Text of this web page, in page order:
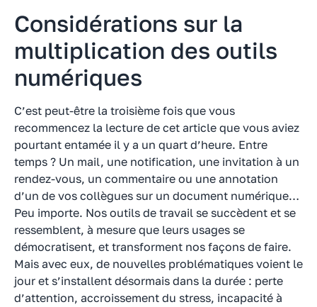
Considérations sur la
multiplication des outils
numériques
C’est peut-être la troisième fois que vous
recommencez la lecture de cet article que vous aviez
pourtant entamée il y a un quart d’heure. Entre
temps ? Un mail, une notification, une invitation à un
rendez-vous, un commentaire ou une annotation
d’un de vos collègues sur un document numérique…
Peu importe. Nos outils de travail se succèdent et se
ressemblent, à mesure que leurs usages se
démocratisent, et transforment nos façons de faire.
Mais avec eux, de nouvelles problématiques voient le
jour et s’installent désormais dans la durée : perte
d’attention, accroissement du stress, incapacité à